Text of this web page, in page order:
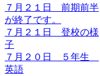
７月２１日 前期前半
が終了です。
７月２１日 登校の様
子
７月２０日 ５年生
英語